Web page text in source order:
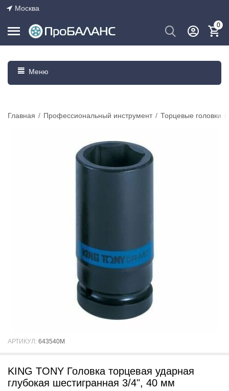
Москва
0
Меню
Главная / Профессиональный инструмент / Торцевые головки
АРТИКУЛ: 643540M
KING TONY Головка торцевая ударная
глубокая шестигранная 3/4", 40 мм